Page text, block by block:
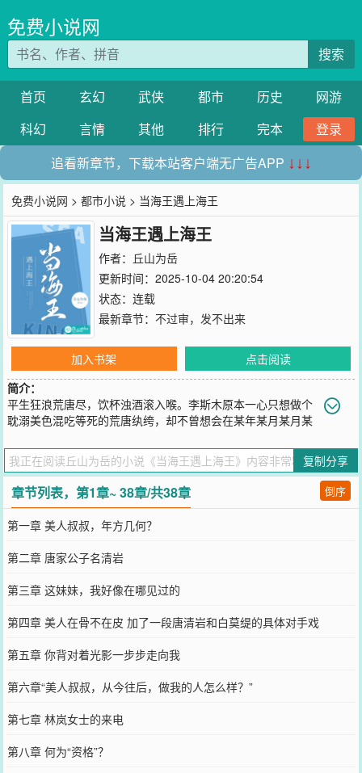
免费小说网
搜索
首页 玄幻 武侠 都市 历史
网游
科幻
言情 其他 排行 完本
登录
追看新章节，下载本站客户端无广告APP ↓↓↓
免费小说网 >都市小说 > 当海王遇上海王
当海王遇上海王
作者： 丘山为岳
更新时间：2025-10-04 20:20:54
状态：连载
最新章节： 不过审，发不出来
加入书架
点击阅读
简介：
平生狂浪荒唐尽，饮杯浊酒滚入喉。李斯木原本一心只想做个
耽溺美色混吃等死的荒唐纨绔，却不曾想会在某年某月某月某
角流下两条口水，然而还没来得及近观美人真容，就被一个楚楚动人
的妹妹抢了先。于是，从那天起，李斯木决定告别长达二十年的海王
生涯，从此只养唐清岩这一条大鱼。————唐清岩是个无可争议的
美人，从各种意义上讲。他有颜有钱有身材，又腹有诗书，胸中有山
河。然而，作为一名成功的海王，他养的鱼就跟他那浓密乌黑的头发
一样多。直到一个叫李斯木的小女孩强硬地闯入他的世界，粗鲁地扯
着他的领带，顶着一张过分美艳的脸，蛮横不讲理地宣告着：“美人叔
叔，从今往后，做我的人怎么样？”————当海王遇上海王，谁才是
鱼塘里那条逃不掉的入网之鱼？————反套路文＋甜宠＋阴暗向
——双商在线美貌加持女主VS表里不一偏执狂男主
您要是觉得《 当海王遇上海王
》还不错的话请不要忘记向您QQ群和微
博微信里的朋友推荐哦！
复制分享
章节列表，第1章~ 38章/共38章 倒序
第一章 美人叔叔，年方几何？
第二章 唐家公子名清岩
第三章 这妹妹，我好像在哪见过的
第四章 美人在骨不在皮 加了一段唐清岩和白莫缇的具体对手戏
第五章 你背对着光影一步步走向我
第六章“美人叔叔，从今往后，做我的人怎么样？”
第七章 林岚女士的来电
第八章 何为“资格”？